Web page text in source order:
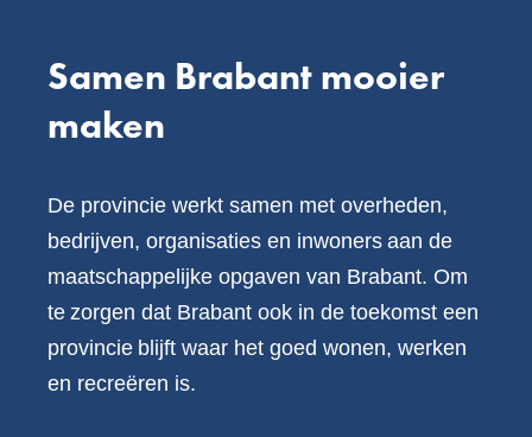
Samen Brabant mooier
maken
De provincie werkt samen met overheden,
bedrijven, organisaties en inwoners aan de
maatschappelijke opgaven van Brabant. Om
te zorgen dat Brabant ook in de toekomst een
provincie blijft waar het goed wonen, werken
en recreëren is.